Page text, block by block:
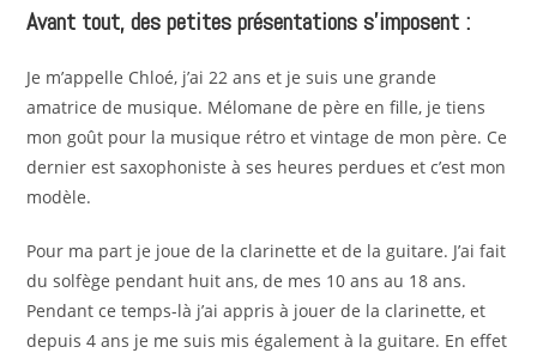
Avant tout, des petites présentations s’imposent :
Je m’appelle Chloé, j’ai 22 ans et je suis une grande
amatrice de musique. Mélomane de père en fille, je tiens
mon goût pour la musique rétro et vintage de mon père. Ce
dernier est saxophoniste à ses heures perdues et c’est mon
modèle.
Pour ma part je joue de la clarinette et de la guitare. J’ai fait
du solfège pendant huit ans, de mes 10 ans au 18 ans.
Pendant ce temps-là j’ai appris à jouer de la clarinette, et
depuis 4 ans je me suis mis également à la guitare. En effet